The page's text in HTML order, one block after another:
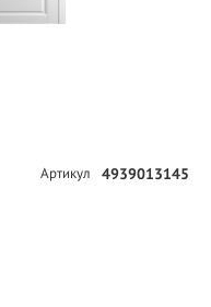
Артикул 4939013145